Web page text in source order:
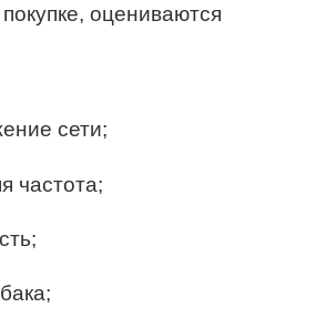
оцениваются
сети;
частота;